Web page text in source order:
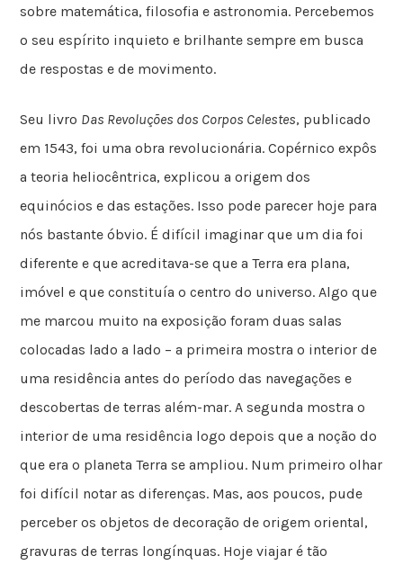
sobre matemática, filosofia e astronomia. Percebemos
o seu espírito inquieto e brilhante sempre em busca
de respostas e de movimento.
Seu livro Das Revoluções dos Corpos Celestes, publicado
em 1543, foi uma obra revolucionária. Copérnico expôs
a teoria heliocêntrica, explicou a origem dos
equinócios e das estações. Isso pode parecer hoje para
nós bastante óbvio. É difícil imaginar que um dia foi
diferente e que acreditava-se que a Terra era plana,
imóvel e que constituía o centro do universo. Algo que
me marcou muito na exposição foram duas salas
colocadas lado a lado – a primeira mostra o interior de
uma residência antes do período das navegações e
descobertas de terras além-mar. A segunda mostra o
interior de uma residência logo depois que a noção do
que era o planeta Terra se ampliou. Num primeiro olhar
foi difícil notar as diferenças. Mas, aos poucos, pude
perceber os objetos de decoração de origem oriental,
gravuras de terras longínquas. Hoje viajar é tão